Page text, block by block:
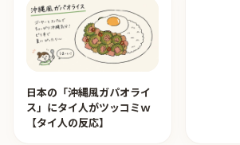
日本の「沖縄風ガパオライ
ス」にタイ人がツッコミｗ
【タイ人の反応】